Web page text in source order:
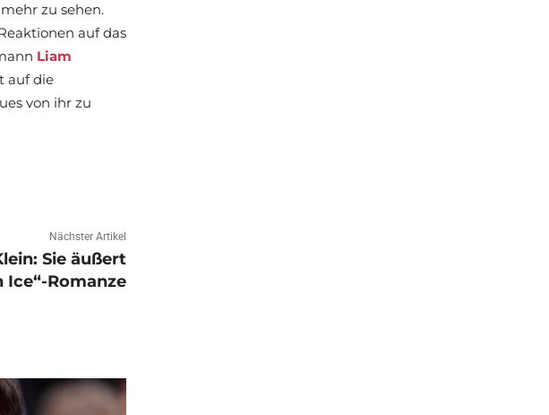
zu sehen.
auf das
Liam
auf die
von ihr zu
Nächster Artikel
Sie äußert
Ice“-Romanze